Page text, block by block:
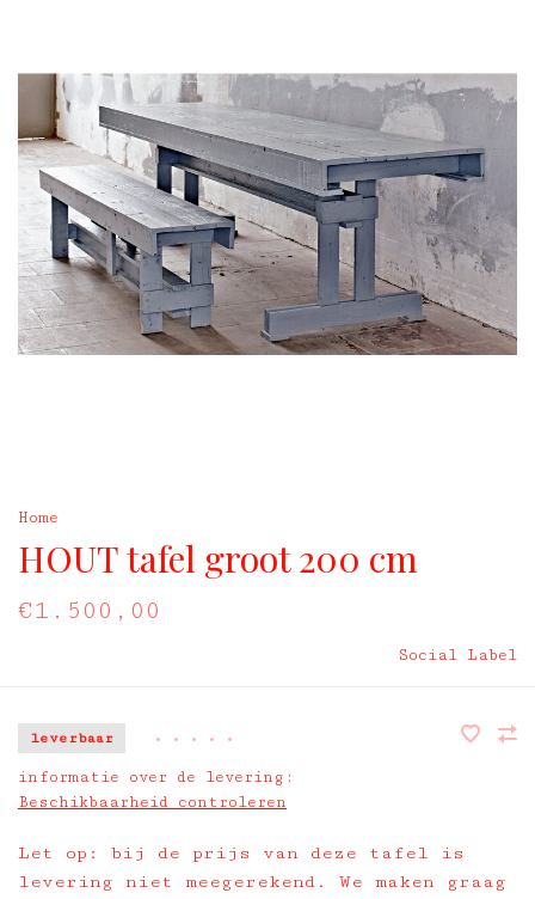
Home
HOUT tafel groot 200 cm
€1.500,00
Social Label
leverbaar • • • • •
informatie over de levering:
Beschikbaarheid controleren
Let op: bij de prijs van deze tafel is
levering niet meegerekend. We maken graag